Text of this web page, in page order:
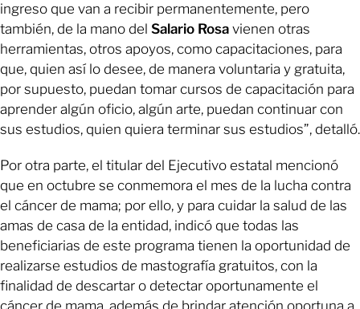
ingreso que van a recibir permanentemente, pero
también, de la mano del Salario Rosa vienen otras
herramientas, otros apoyos, como capacitaciones, para
que, quien así lo desee, de manera voluntaria y gratuita,
por supuesto, puedan tomar cursos de capacitación para
aprender algún oficio, algún arte, puedan continuar con
sus estudios, quien quiera terminar sus estudios”, detalló.
Por otra parte, el titular del Ejecutivo estatal mencionó
que en octubre se conmemora el mes de la lucha contra
el cáncer de mama; por ello, y para cuidar la salud de las
amas de casa de la entidad, indicó que todas las
beneficiarias de este programa tienen la oportunidad de
realizarse estudios de mastografía gratuitos, con la
finalidad de descartar o detectar oportunamente el
cáncer de mama, además de brindar atención oportuna a